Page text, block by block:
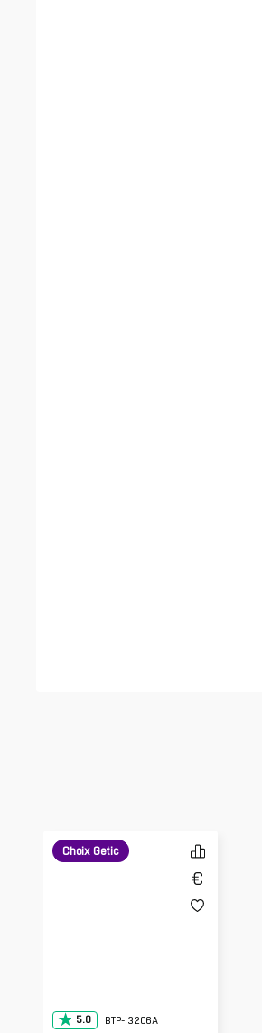
Choix Getic
5.0 BTP-I32C6A